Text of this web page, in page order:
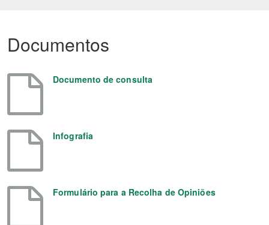
Documentos
Documento de consulta
Infografia
Formulário para a Recolha de Opiniões